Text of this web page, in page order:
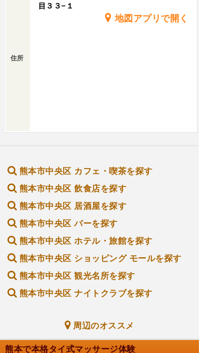
住所
目３３−１
地図アプリで開く
熊本市中央区 カフェ・喫茶を探す
熊本市中央区 飲食店を探す
熊本市中央区 居酒屋を探す
熊本市中央区 バーを探す
熊本市中央区 ホテル・旅館を探す
熊本市中央区 ショッピング モールを探す
熊本市中央区 観光名所を探す
熊本市中央区 ナイトクラブを探す
周辺のオススメ
熊本で本格タイ式マッサージ体験